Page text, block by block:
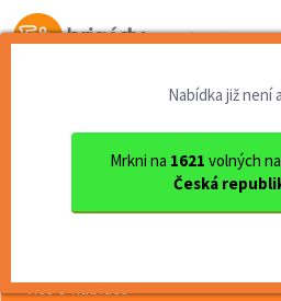
Od první brigády
Nabídka již není
Mrkni na 1621 volných
Česká
Jihočeský kraj
Ostraha nádraží - Milevsko
Ostraha nádraží -
více o nabídce >>